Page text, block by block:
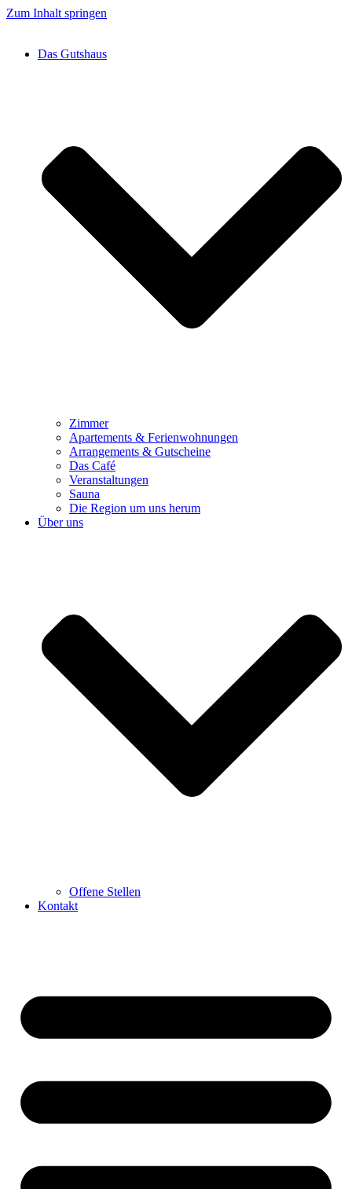
Zum Inhalt springen
Das Gutshaus
Zimmer
Apartements & Ferienwohnungen
Arrangements & Gutscheine
Das Café
Veranstaltungen
Sauna
Die Region um uns herum
Über uns
Offene Stellen
Kontakt